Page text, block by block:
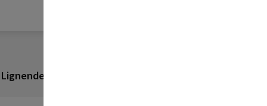
Lignende produkter